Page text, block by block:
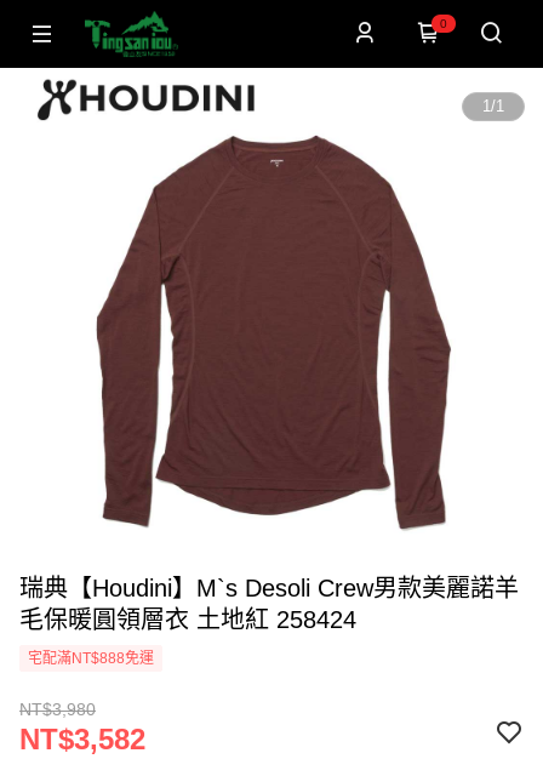
0
1/1
瑞典【Houdini】M`s Desoli Crew男款美麗諾羊
毛保暖圓領層衣 土地紅 258424
宅配滿NT$888免運
NT$3,980
NT$3,582